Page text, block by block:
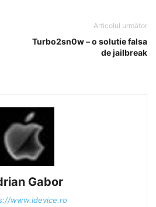
Articolul următor
Turbo2sn0w – o solutie falsa
de jailbreak
Gabor
www.idevice.ro